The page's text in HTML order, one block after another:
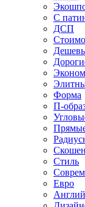
С
ДСП
Форма
П-
Стиль
Евро